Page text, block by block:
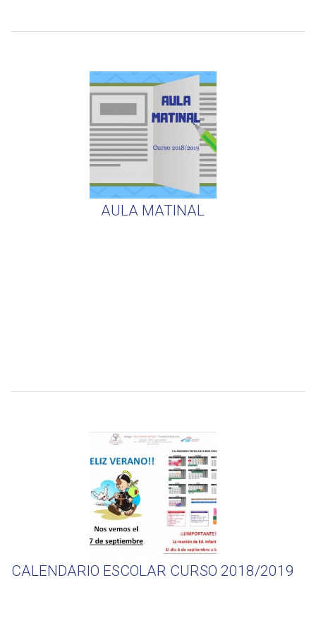
AULA MATINAL
CALENDARIO ESCOLAR CURSO 2018/2019